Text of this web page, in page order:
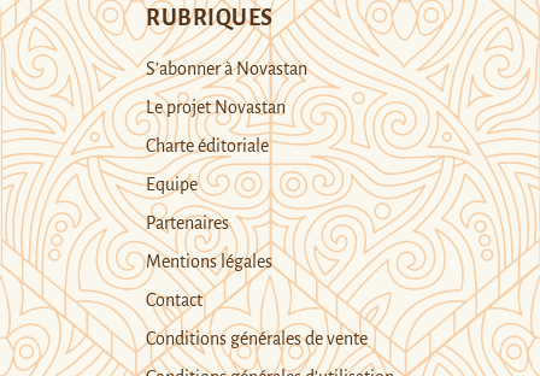
RUBRIQUES
S’abonner à Novastan
Le projet Novastan
Charte éditoriale
Equipe
Partenaires
Mentions légales
Contact
Conditions générales de vente